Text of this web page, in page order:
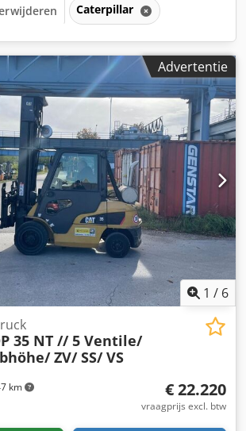
Caterpillar
Advertentie
1 / 6
km
35 NT // 5 Ventile/
ZV/ SS/ VS
€ 22.220
vraagprijs excl. btw